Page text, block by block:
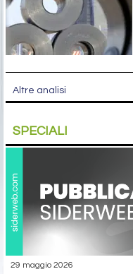
Altre analisi
SPECIALI
29 maggio 2026